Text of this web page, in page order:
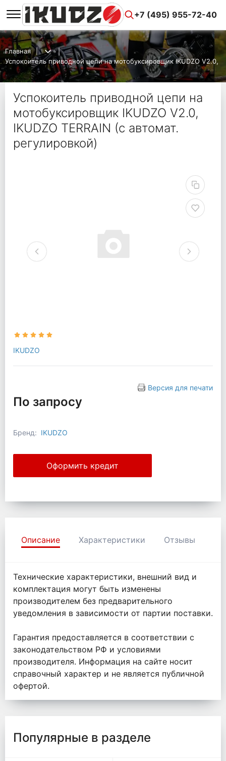
+7 (495) 955-72-40
Главная
Успокоитель приводной цепи на мотобуксировщик IKUDZO V2.0,
Успокоитель приводной цепи на
мотобуксировщик IKUDZO V2.0,
IKUDZO TERRAIN (с автомат.
регулировкой)
IKUDZO
Версия для печати
По запросу
Бренд: IKUDZO
Оформить кредит
Описание Характеристики Отзывы
Технические характеристики, внешний вид и
комплектация могут быть изменены
производителем без предварительного
уведомления в зависимости от партии поставки.
Гарантия предоставляется в соответствии с
законодательством РФ и условиями
производителя. Информация на сайте носит
справочный характер и не является публичной
офертой.
Популярные в разделе